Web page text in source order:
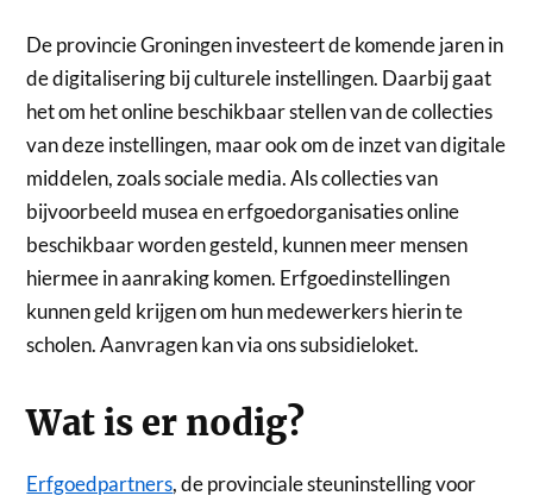
De provincie Groningen investeert de komende jaren in
de digitalisering bij culturele instellingen. Daarbij gaat
het om het online beschikbaar stellen van de collecties
van deze instellingen, maar ook om de inzet van digitale
middelen, zoals sociale media. Als collecties van
bijvoorbeeld musea en erfgoedorganisaties online
beschikbaar worden gesteld, kunnen meer mensen
hiermee in aanraking komen. Erfgoedinstellingen
kunnen geld krijgen om hun medewerkers hierin te
scholen. Aanvragen kan via ons subsidieloket.
Wat is er nodig?
Erfgoedpartners, de provinciale steuninstelling voor